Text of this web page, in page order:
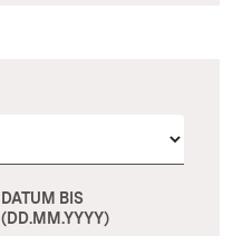
DATUM BIS
(DD.MM.YYYY)